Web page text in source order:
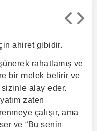
ahiret gibidir.
rahatlamış ve
bir melek belirir ve
alay eder.
zaten
çalışır, ama
ve “Bu senin